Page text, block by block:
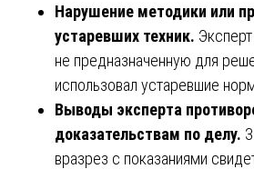
Нарушение методики или
устаревших техник.
не предназначенную для
использовал устаревшие
Выводы эксперта
доказательствам по делу.
вразрез с показаниями